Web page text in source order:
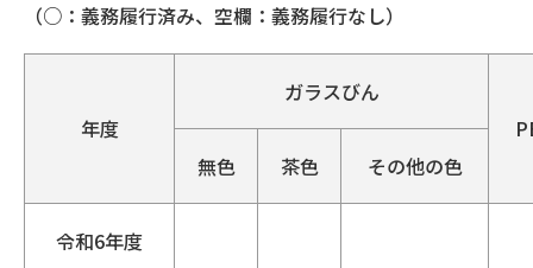
（○：義務履行済み、空欄：義務履行なし）
年度
ガラスびん
無色
茶色 その他の色
令和6年度